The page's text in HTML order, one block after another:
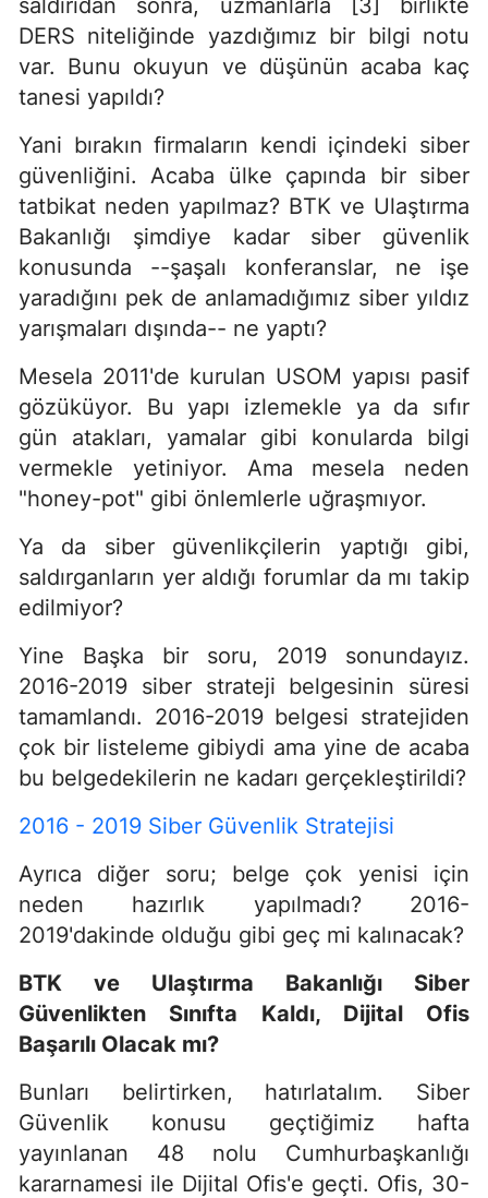
saldırıdan sonra, uzmanlarla [3] birlikte
DERS niteliğinde yazdığımız bir bilgi notu
var. Bunu okuyun ve düşünün acaba kaç
tanesi yapıldı?
Yani bırakın firmaların kendi içindeki siber
güvenliğini. Acaba ülke çapında bir siber
tatbikat neden yapılmaz? BTK ve Ulaştırma
Bakanlığı şimdiye kadar siber güvenlik
konusunda --şaşalı konferanslar, ne işe
yaradığını pek de anlamadığımız siber yıldız
yarışmaları dışında-- ne yaptı?
Mesela 2011'de kurulan USOM yapısı pasif
gözüküyor. Bu yapı izlemekle ya da sıfır
gün atakları, yamalar gibi konularda bilgi
vermekle yetiniyor. Ama mesela neden
"honey-pot" gibi önlemlerle uğraşmıyor.
Ya da siber güvenlikçilerin yaptığı gibi,
saldırganların yer aldığı forumlar da mı takip
edilmiyor?
Yine Başka bir soru, 2019 sonundayız.
2016-2019 siber strateji belgesinin süresi
tamamlandı. 2016-2019 belgesi stratejiden
çok bir listeleme gibiydi ama yine de acaba
bu belgedekilerin ne kadarı gerçekleştirildi?
2016 - 2019 Siber Güvenlik Stratejisi
Ayrıca diğer soru; belge çok yenisi için
neden hazırlık yapılmadı? 2016-
2019'dakinde olduğu gibi geç mi kalınacak?
BTK ve Ulaştırma Bakanlığı Siber
Güvenlikten Sınıfta Kaldı, Dijital Ofis
Başarılı Olacak mı?
Bunları belirtirken, hatırlatalım. Siber
Güvenlik konusu geçtiğimiz hafta
yayınlanan 48 nolu Cumhurbaşkanlığı
kararnamesi ile Dijital Ofis'e geçti. Ofis, 30-